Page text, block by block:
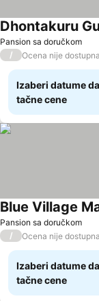
Pansion sa doručkom
Dhontakuru
/ Ocena nije dostupna
Izaberi datume
tačne cene
Pansion sa doručkom
Blue Village
/ Ocena nije dostupna
Izaberi datume
tačne cene